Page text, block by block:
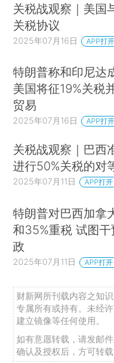
关税战观察｜美国
关税协议
2025年07月16日 APP打开
特朗普称和印尼达
美国将征19%关税
贸易
2025年07月16日 APP打开
关税战观察｜巴西
进行50%关税的对
2025年07月11日 APP打开
特朗普对巴西加拿
和35%重税 试图干
政
2025年07月11日 APP打开
财新网所刊载内容之知
专属所有或持有。未经
建立镜像等任何使用。
如有意愿转载，请发邮
确认及授权后，方可转载